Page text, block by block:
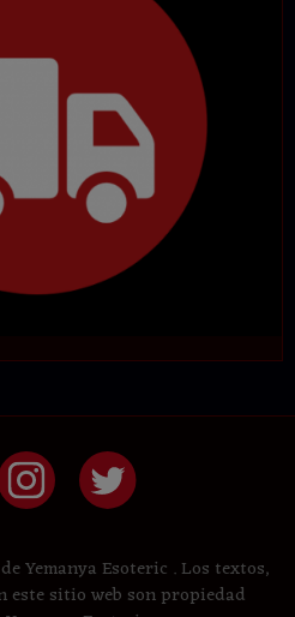
Yemanya Esoteric . Los textos,
este sitio web son propiedad